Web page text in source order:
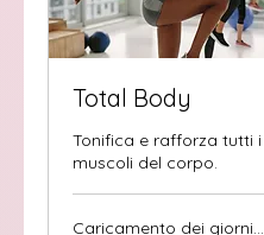
Total Body
Tonifica e rafforza tutti i
muscoli del corpo.
Caricamento dei giorni...